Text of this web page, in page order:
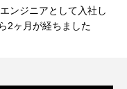
ンジニアとして入社し
2ヶ月が経ちました